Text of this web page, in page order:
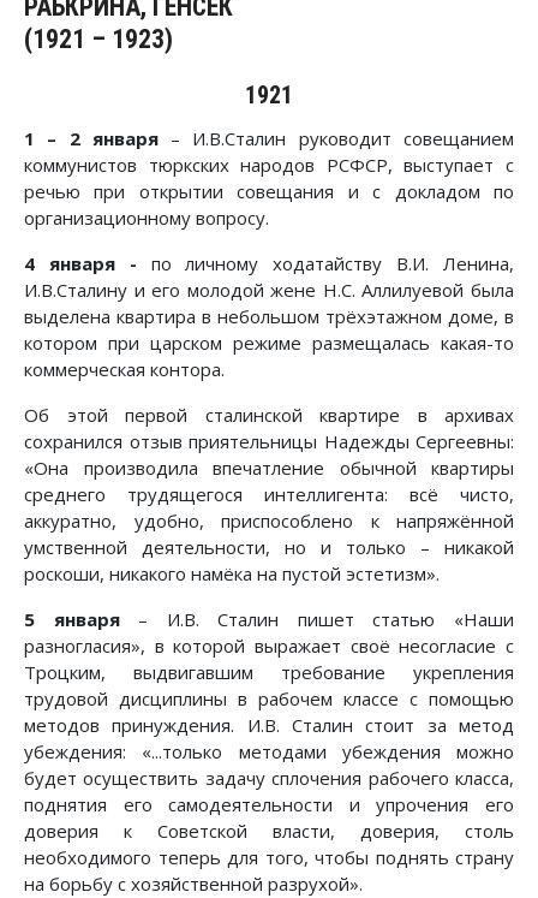
РАБКРИНА, ГЕНСЕК
(1921 – 1923)
1921
1 – 2 января– И.В.Сталин руководит совещанием
коммунистов тюркских народов РСФСР, выступает с
речью при открытии совещания и с докладом по
организационному вопросу.
4 января - по личному ходатайству В.И. Ленина,
И.В.Сталину и его молодой жене Н.С. Аллилуевой была
выделена квартира в небольшом трёхэтажном доме, в
котором при царском режиме размещалась какая-то
коммерческая контора.
Об этой первой сталинской квартире в архивах
сохранился отзыв приятельницы Надежды Сергеевны:
«Она производила впечатление обычной квартиры
среднего трудящегося интеллигента: всё чисто,
аккуратно, удобно, приспособлено к напряжённой
умственной деятельности, но и только – никакой
роскоши, никакого намёка на пустой эстетизм».
5 января– И.В. Сталин пишет статью «Наши
разногласия», в которой выражает своё несогласие с
Троцким, выдвигавшим требование укрепления
трудовой дисциплины в рабочем классе с помощью
методов принуждения. И.В. Сталин стоит за метод
убеждения: «...только методами убеждения можно
будет осуществить задачу сплочения рабочего класса,
поднятия его самодеятельности и упрочения его
доверия к Советской власти, доверия, столь
необходимого теперь для того, чтобы поднять страну
на борьбу с хозяйственной разрухой».